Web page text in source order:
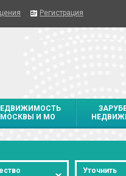
Регистрация
МОСКВЫ И МО
Уточнить